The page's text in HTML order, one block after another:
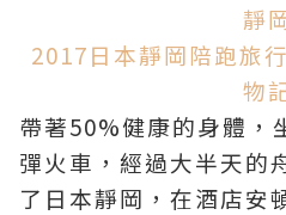
靜
2017日本靜岡陪跑旅
物
帶著50%健康的身體，
彈火車 ， 經過大半天的
了日本靜岡，在酒店安